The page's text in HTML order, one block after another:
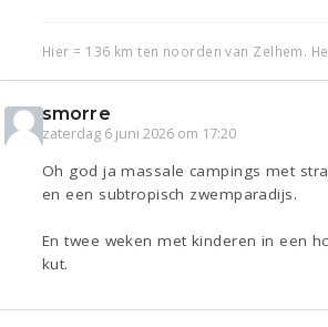
Hier = 136 km ten noorden van Zelhem.
smorre
zaterdag 6 juni 2026 om 17:20
Oh god ja massale campings met
en een subtropisch zwemparadijs.
En twee weken met kinderen in een
kut.